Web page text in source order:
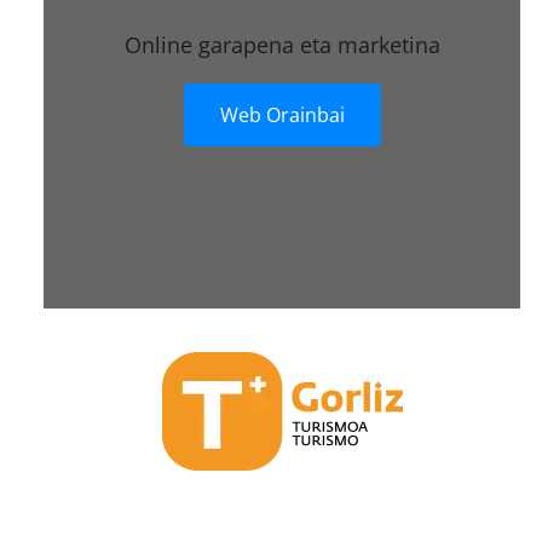
Online garapena eta marketina
Web Orainbai